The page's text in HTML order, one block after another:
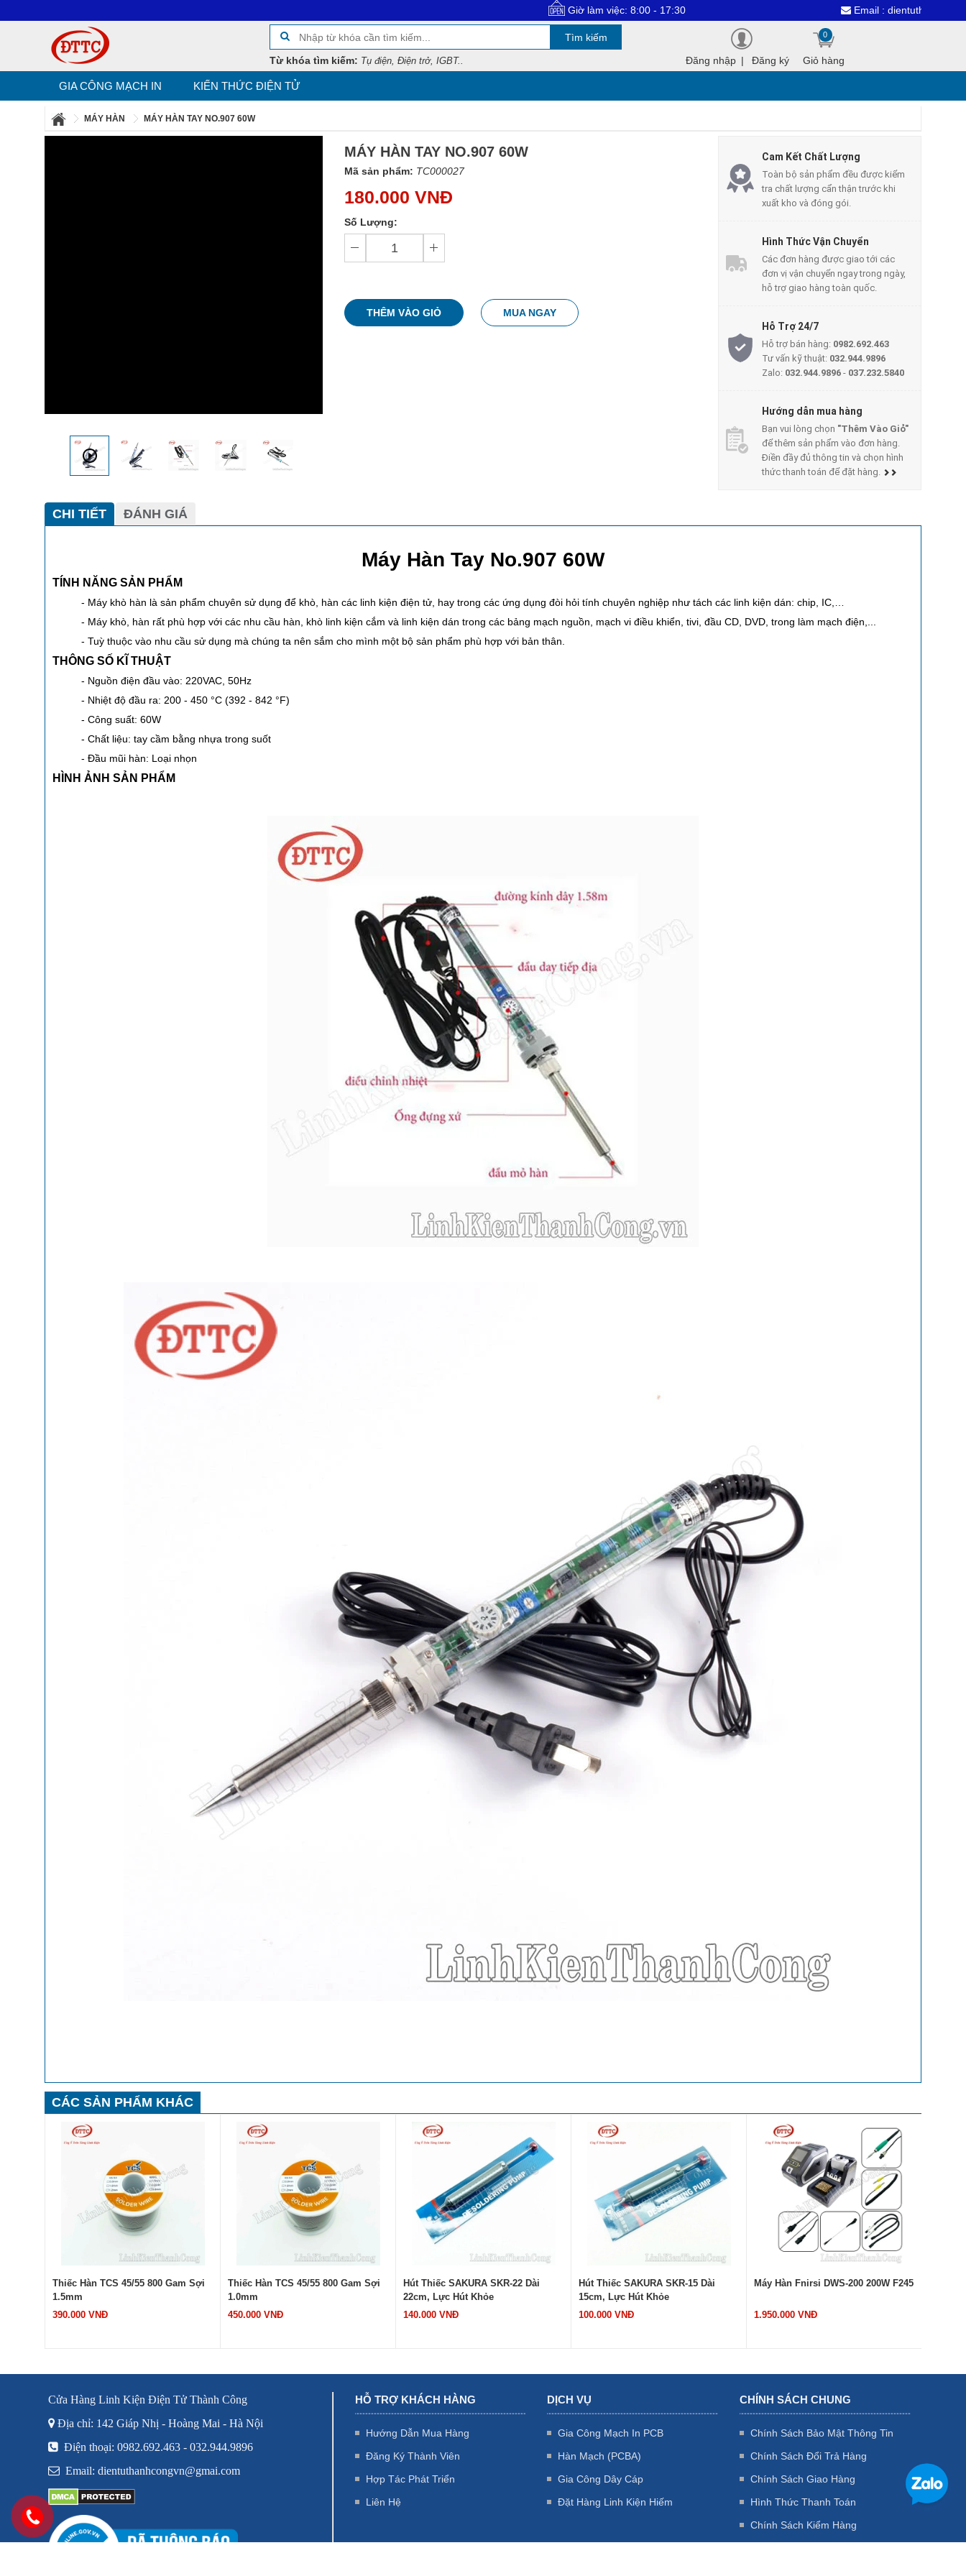
Giờ làm việc: 8:00 - 17:30 Email :
Tìm kiếm
Từ khóa tìm kiếm: Tụ điện, Điện trở, IGBT.. Đăng nhập | Đăng ký Giỏ hàng
0
GIA CÔNG MẠCH IN KIẾN THỨC ĐIỆN TỬ
MÁY HÀN MÁY HÀN TAY NO.907 60W
MÁY HÀN TAY NO.907 60W
Mã sản phẩm: TC000027
180.000 VNĐ
Số Lượng:
THÊM VÀO GIỎ MUA NGAY
Cam Kết Chất Lượng
Toàn bộ sản phẩm đều được kiểm
tra chất lượng cẩn thận trước khi
xuất kho và đóng gói.
Hình Thức Vận Chuyển
Các đơn hàng được giao tới các
đơn vị vận chuyển ngay trong ngày,
hỗ trợ giao hàng toàn quốc.
Hỗ Trợ 24/7
Hỗ trợ bán hàng: 0982.692.463
Tư vấn kỹ thuật: 032.944.9896
Zalo: 032.944.9896 - 037.232.5840
Hướng dẫn mua hàng
Bạn vui lòng chọn "Thêm Vào Giỏ"
để thêm sản phẩm vào đơn hàng.
Điền đầy đủ thông tin và chọn hình
thức thanh toán để đặt hàng.
CHI TIẾT ĐÁNH GIÁ
Máy Hàn Tay No.907 60W
TÍNH NĂNG SẢN PHẨM
- Máy khò hàn là sản phẩm chuyên sử dụng để khò, hàn các linh kiện điện tử, hay trong các ứng dụng đòi hỏi tính chuyên nghiệp như tách các linh kiện dán: chip, IC,…
- Máy khò, hàn rất phù hợp với các nhu cầu hàn, khò linh kiện cắm và linh kiện dán trong các bảng mạch nguồn, mạch vi điều khiển, tivi, đầu CD, DVD, trong làm mạch điện,...
- Tuỳ thuộc vào nhu cầu sử dụng mà chúng ta nên sắm cho mình một bộ sản phẩm phù hợp với bản thân.
THÔNG SỐ KĨ THUẬT
- Nguồn điện đầu vào: 220VAC, 50Hz
- Nhiệt độ đầu ra: 200 - 450 °C (392 - 842 °F)
- Công suất: 60W
- Chất liệu: tay cầm bằng nhựa trong suốt
- Đầu mũi hàn: Loại nhọn
HÌNH ẢNH SẢN PHẨM
CÁC SẢN PHẨM KHÁC
Thiếc Hàn TCS 45/55 800 Gam Sợi
1.0mm
450.000 VNĐ
Hút Thiếc SAKURA SKR-22 Dài
22cm, Lực Hút Khỏe
140.000 VNĐ
Hút Thiếc SAKURA SKR-15 Dài
15cm, Lực Hút Khỏe
100.000 VNĐ
Máy Hàn Fnirsi DWS-200 200W F245
1.950.000 VNĐ
Thiếc Hàn SAKURA 800gam 63/37
789.000 VNĐ
Cửa Hàng Linh Kiện Điện Tử Thành Công
Địa chỉ: 142 Giáp Nhị - Hoàng Mai - Hà Nội
Điện thoại: 0982.692.463 - 032.944.9896
Email: dientuthanhcongvn@gmai.com
HỖ TRỢ KHÁCH HÀNG
Hướng Dẫn Mua Hàng
Đăng Ký Thành Viên
Hợp Tác Phát Triển
Liên Hệ
DỊCH VỤ
Gia Công Mạch In PCB
Hàn Mạch (PCBA)
Gia Công Dây Cáp
Đặt Hàng Linh Kiện Hiếm
CHÍNH SÁCH CHUNG
Chính Sách Bảo Mật Thông Tin
Chính Sách Đổi Trả Hàng
Chính Sách Giao Hàng
Hình Thức Thanh Toán
Chính Sách Kiểm Hàng